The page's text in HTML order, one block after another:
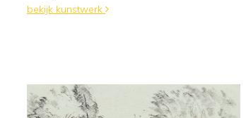
bekijk kunstwerk